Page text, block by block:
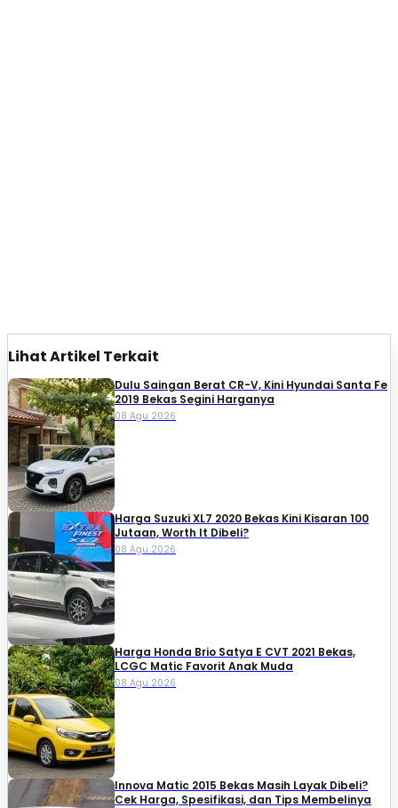
Lihat Artikel Terkait
Dulu Saingan Berat CR-V, Kini Hyundai Santa Fe
2019 Bekas Segini Harganya
08 Agu 2026
Harga Suzuki XL7 2020 Bekas Kini Kisaran 100
Jutaan, Worth It Dibeli?
08 Agu 2026
Harga Honda Brio Satya E CVT 2021 Bekas,
LCGC Matic Favorit Anak Muda
08 Agu 2026
Innova Matic 2015 Bekas Masih Layak Dibeli?
Cek Harga, Spesifikasi, dan Tips Membelinya